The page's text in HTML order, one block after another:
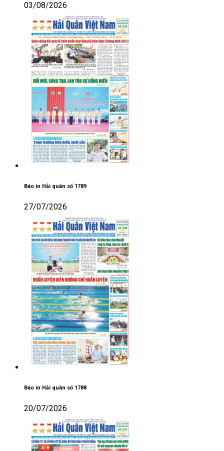
03/08/2026
Báo in Hải quân số 1789
27/07/2026
Báo in Hải quân số 1788
20/07/2026